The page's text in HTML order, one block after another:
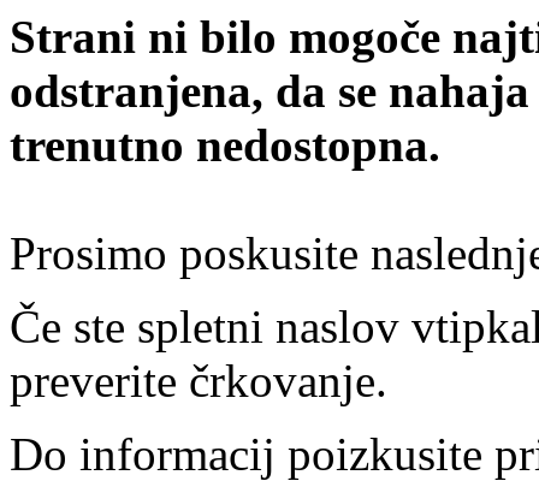
Strani ni bilo mogoče
odstranjena, da se
trenutno nedostopna.
Prosimo poskusite
Če ste spletni naslov
preverite črkovanje.
Do informacij poizkusite